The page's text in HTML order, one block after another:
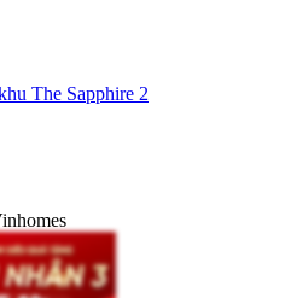
The Sapphire 2